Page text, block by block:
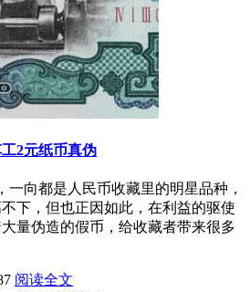
2元纸币真伪
一向都是人民币收藏里的明星品种，
下，但也正因如此，在利益的驱使
量伪造的假币，给收藏者带来很多
阅读全文